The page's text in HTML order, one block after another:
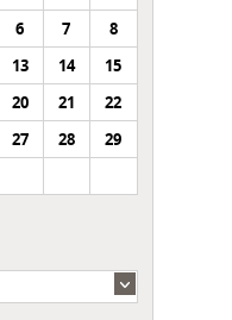
6 7
8
13 14
15
20 21
22
27 28
29